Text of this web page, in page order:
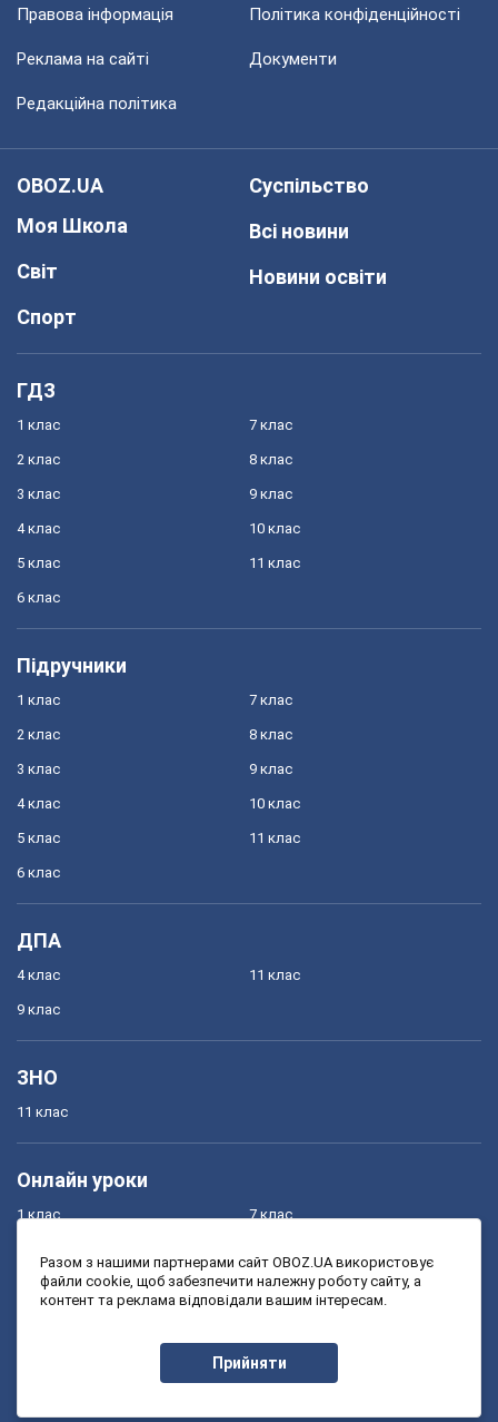
Правова інформація Політика конфіденційності
Реклама на сайті Документи
Редакційна політика
OBOZ.UA
Моя Школа
Світ
Спорт
Суспільство
Всі новини
Новини освіти
ГДЗ
1 клас
2 клас
3 клас
4 клас
5 клас
6 клас
7 клас
8 клас
9 клас
10 клас
11 клас
Підручники
1 клас
2 клас
3 клас
4 клас
5 клас
6 клас
7 клас
8 клас
9 клас
10 клас
11 клас
ДПА
4 клас
9 клас
11 клас
ЗНО
11 клас
Онлайн уроки
1 клас
3 клас
7 клас
9 клас
Разом з нашими партнерами сайт OBOZ.UA використовує
файли cookie, щоб забезпечити належну роботу сайту, а
контент та реклама відповідали вашим інтересам.
Прийняти